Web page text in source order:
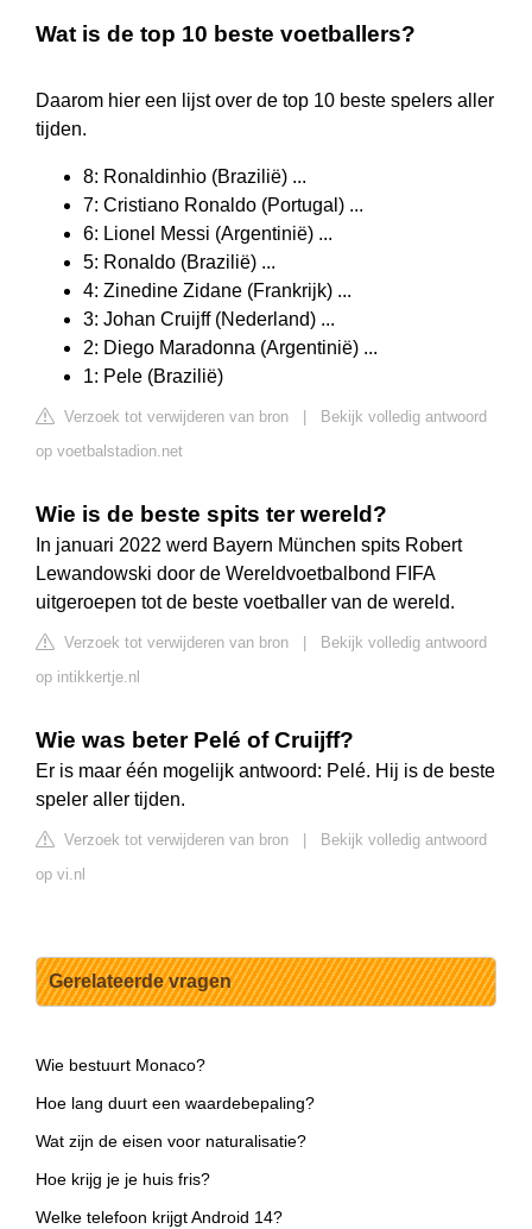
Wat is de top 10 beste voetballers?
Daarom hier een lijst over de top 10 beste spelers aller
tijden.
8: Ronaldinhio (Brazilië) ...
7: Cristiano Ronaldo (Portugal) ...
6: Lionel Messi (Argentinië) ...
5: Ronaldo (Brazilië) ...
4: Zinedine Zidane (Frankrijk) ...
3: Johan Cruijff (Nederland) ...
2: Diego Maradonna (Argentinië) ...
1: Pele (Brazilië)
Verzoek tot verwijderen van bron
Bekijk volledig antwoord
op voetbalstadion.net
Wie is de beste spits ter wereld?
In januari 2022 werd Bayern München spits Robert
Lewandowski door de Wereldvoetbalbond FIFA
uitgeroepen tot de beste voetballer van de wereld.
Verzoek tot verwijderen van bron
Bekijk volledig antwoord
op intikkertje.nl
Wie was beter Pelé of Cruijff?
Er is maar één mogelijk antwoord: Pelé. Hij is de beste
speler aller tijden.
Verzoek tot verwijderen van bron
Bekijk volledig antwoord
op vi.nl
Gerelateerde vragen
Wie bestuurt Monaco?
Hoe lang duurt een waardebepaling?
Wat zijn de eisen voor naturalisatie?
Hoe krijg je je huis fris?
Welke telefoon krijgt Android 14?